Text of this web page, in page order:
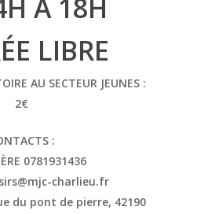
À 18H
LIBRE
AU SECTEUR JEUNES :
2€
:
0781931436
charlieu.fr
du pont de pierre, 42190